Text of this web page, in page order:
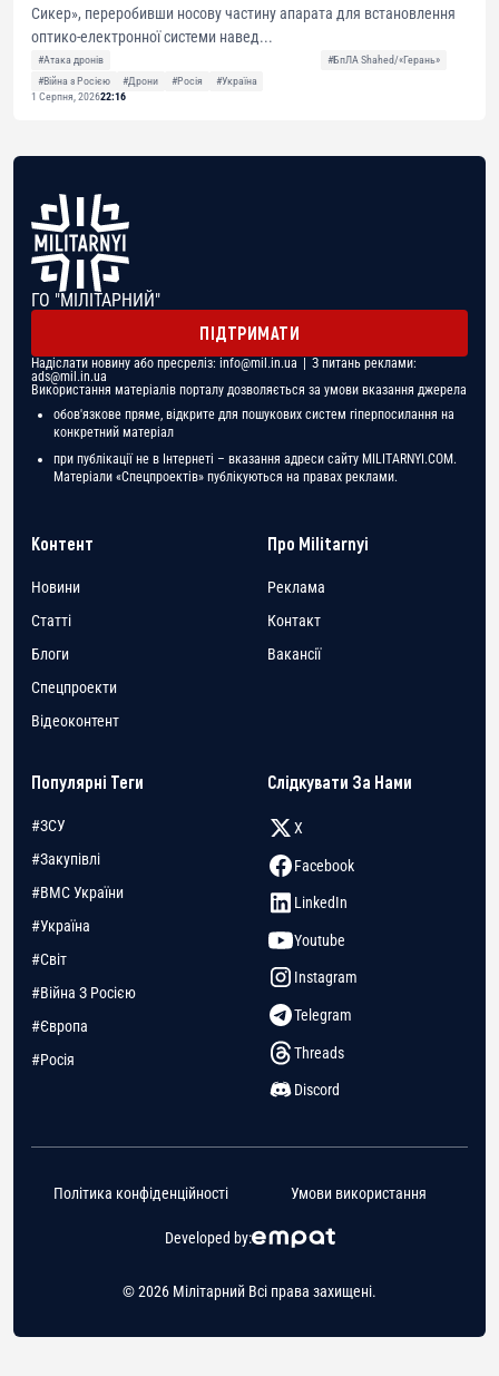
Сикер», переробивши носову частину апарата для встановлення
оптико-електронної системи навед...
#Атака дронів
#БпЛА Shahed/«Герань»
#Війна з Росією
#Дрони #Росія
#Україна
1 Серпня, 202622:16
ГО "МІЛІТАРНИЙ"
ПІДТРИМАТИ
Надіслати новину або пресреліз: info@mil.in.ua | З питань реклами:
ads@mil.in.ua
Використання матеріалів порталу дозволяється за умови вказання джерела
обов'язкове пряме, відкрите для пошукових систем гіперпосилання на
конкретний матеріал
при публікації не в Інтернеті – вказання адреси сайту MILITARNYI.COM.
Матеріали «Спецпроектів» публікуються на правах реклами.
Контент
Новини
Статті
Блоги
Спецпроекти
Відеоконтент
Про Militarnyi
Реклама
Контакт
Вакансії
Популярні Теги
#ЗСУ
#Закупівлі
#ВМС України
#Україна
#Світ
#Війна З Росією
#Європа
#Росія
Слідкувати За Нами
X
Facebook
LinkedIn
Youtube
Instagram
Telegram
Threads
Discord
© 2026 Мілітарний Всі права захищені.
Developed by:
Політика конфіденційності Умови використання